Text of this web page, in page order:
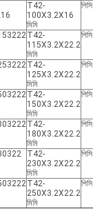
T42-
100X3.2X16
মিমি
পিসি
T42-
115X3.2X22.2
মিমি
পিসি
T42-
125X3.2X22.2
মিমি
পিসি
T42-
150X3.2X22.2
মিমি
পিসি
T42-
180X3.2X22.2
মিমি
পিসি
T42-
230X3.2X22.2
মিমি
পিসি
T42-
250X3.2X22.2
মিমি
পিসি